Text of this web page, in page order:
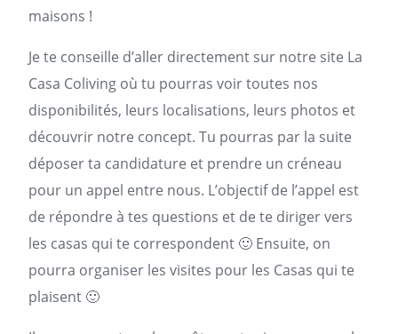
maisons !
Je te conseille d’aller directement sur notre site La
Casa Coliving où tu pourras voir toutes nos
disponibilités, leurs localisations, leurs photos et
découvrir notre concept. Tu pourras par la suite
déposer ta candidature et prendre un créneau
pour un appel entre nous. L’objectif de l’appel est
de répondre à tes questions et de te diriger vers
les casas qui te correspondent 🙂 Ensuite, on
pourra organiser les visites pour les Casas qui te
plaisent 🙂